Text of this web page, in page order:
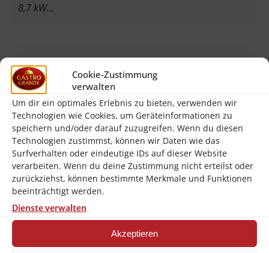
Cookie-Zustimmung
verwalten
Um dir ein optimales Erlebnis zu bieten, verwenden wir
Technologien wie Cookies, um Geräteinformationen zu
speichern und/oder darauf zuzugreifen. Wenn du diesen
Technologien zustimmst, können wir Daten wie das
Surfverhalten oder eindeutige IDs auf dieser Website
verarbeiten. Wenn du deine Zustimmung nicht erteilst oder
zurückziehst, können bestimmte Merkmale und Funktionen
beeinträchtigt werden.
Dienste verwalten
Akzeptieren
8,7 kW…
Beschreibung
Zusätzliche Informationen
Rezensionen (0)
Beschreibung
Die FirmaBartscher
Jahr 1876 gegründet und gehört heute zur
Spitzengruppe der Hersteller von